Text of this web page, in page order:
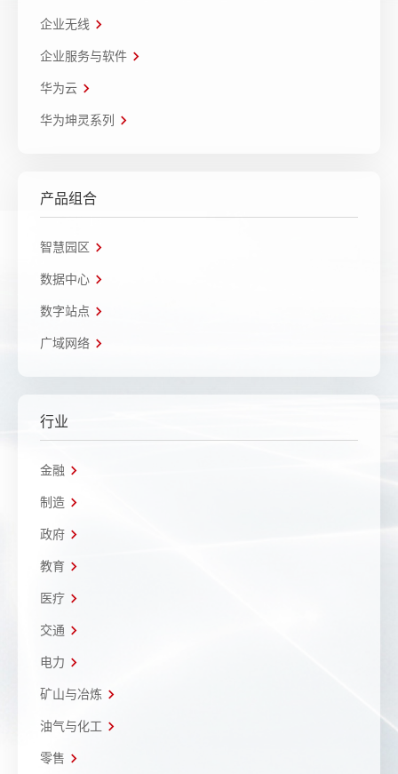
企业无线
企业服务与软件
华为云
华为坤灵系列
产品组合
智慧园区
数据中心
数字站点
广域网络
行业
金融
制造
政府
教育
医疗
交通
电力
矿山与冶炼
油气与化工
零售